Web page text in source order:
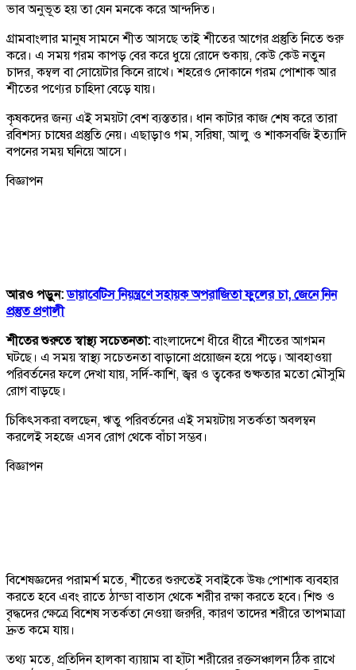
ভাব অনুভূত হয় তা যেন মনকে করে আন্দদিত।
গ্রামবাংলার মানুষ সামনে শীত আসছে তাই শীতের আগের প্রস্তুতি নিতে শুরু
করে। এ সময় গরম কাপড় বের করে ধুয়ে রোদে শুকায়, কেউ কেউ নতুন
চাদর, কম্বল বা সোয়েটার কিনে রাখে। শহরেও দোকানে গরম পোশাক আর
শীতের পণ্যের চাহিদা বেড়ে যায়।
কৃষকদের জন্য এই সময়টা বেশ ব্যস্ততার। ধান কাটার কাজ শেষ করে তারা
রবিশস্য চাষের প্রস্তুতি নেয়। এছাড়াও গম, সরিষা, আলু ও শাকসবজি ইত্যাদি
বপনের সময় ঘনিয়ে আসে।
বিজ্ঞাপন
আরও পড়ুন:ডায়াবেটিস নিয়ন্ত্রণে সহায়ক অপরাজিতা ফুলের চা, জেনে নিন
প্রস্তুত প্রণালী
শীতের শুরুতে স্বাস্থ্য সচেতনতা:বাংলাদেশে ধীরে ধীরে শীতের আগমন
ঘটছে। এ সময় স্বাস্থ্য সচেতনতা বাড়ানো প্রয়োজন হয়ে পড়ে। আবহাওয়া
পরিবর্তনের ফলে দেখা যায়, সর্দি-কাশি, জ্বর ও ত্বকের শুষ্কতার মতো মৌসুমি
রোগ বাড়ছে।
চিকিৎসকরা বলছেন, ঋতু পরিবর্তনের এই সময়টায় সতর্কতা অবলম্বন
করলেই সহজে এসব রোগ থেকে বাঁচা সম্ভব।
বিজ্ঞাপন
বিশেষজ্ঞদের পরামর্শ মতে, শীতের শুরুতেই সবাইকে উষ্ণ পোশাক ব্যবহার
করতে হবে এবং রাতে ঠান্ডা বাতাস থেকে শরীর রক্ষা করতে হবে। শিশু ও
বৃদ্ধদের ক্ষেত্রে বিশেষ সতর্কতা নেওয়া জরুরি, কারণ তাদের শরীরে তাপমাত্রা
দ্রুত কমে যায়।
তথ্য মতে, প্রতিদিন হালকা ব্যায়াম বা হাঁটা শরীরের রক্তসঞ্চালন ঠিক রাখে